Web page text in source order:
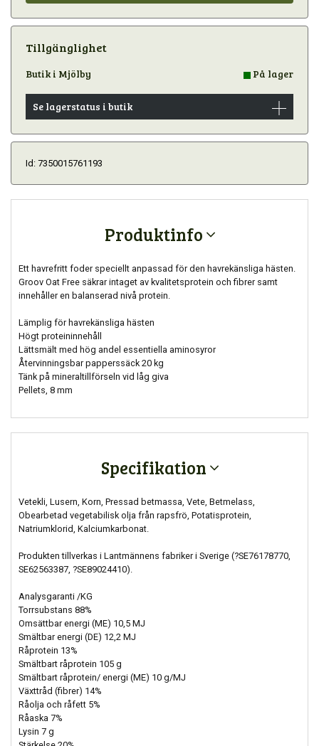
Tillgänglighet
Butik i Mjölby På lager
Se lagerstatus i butik
Id: 7350015761193
Produktinfo
Ett havrefritt foder speciellt anpassad för den havrekänsliga hästen.
Groov Oat Free säkrar intaget av kvalitetsprotein och fibrer samt
innehåller en balanserad nivå protein.
Lämplig för havrekänsliga hästen
Högt proteininnehåll
Lättsmält med hög andel essentiella aminosyror
Återvinningsbar papperssäck 20 kg
Tänk på mineraltillförseln vid låg giva
Pellets, 8 mm
Specifikation
Vetekli, Lusern, Korn, Pressad betmassa, Vete, Betmelass,
Obearbetad vegetabilisk olja från rapsfrö, Potatisprotein,
Natriumklorid, Kalciumkarbonat.
Produkten tillverkas i Lantmännens fabriker i Sverige (?SE76178770,
SE62563387, ?SE89024410).
Analysgaranti /KG
Torrsubstans 88%
Omsättbar energi (ME) 10,5 MJ
Smältbar energi (DE) 12,2 MJ
Råprotein 13%
Smältbart råprotein 105 g
Smältbart råprotein/ energi (ME) 10 g/MJ
Växttråd (fibrer) 14%
Råolja och råfett 5%
Råaska 7%
Lysin 7 g